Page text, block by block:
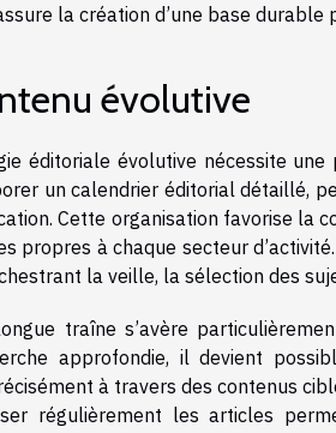
la création d’une base
évolutive
éditoriale évolutive nécessite
un calendrier éditorial détaillé,
Cette organisation favorise la
propres à chaque secteur
la veille, la sélection des
traîne s’avère
approfondie, il devient
à travers des contenus
régulièrement les articles